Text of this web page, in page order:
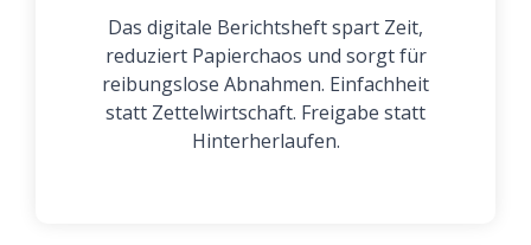
Das digitale Berichtsheft spart Zeit,
reduziert Papierchaos und sorgt für
reibungslose Abnahmen. Einfachheit
statt Zettelwirtschaft. Freigabe statt
Hinterherlaufen.